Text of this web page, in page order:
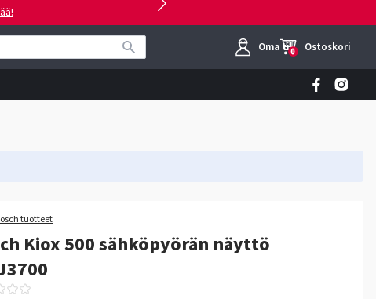
Oma tili
0 Ostoskori
tuotteet
Kiox 500 sähköpyörän näyttö